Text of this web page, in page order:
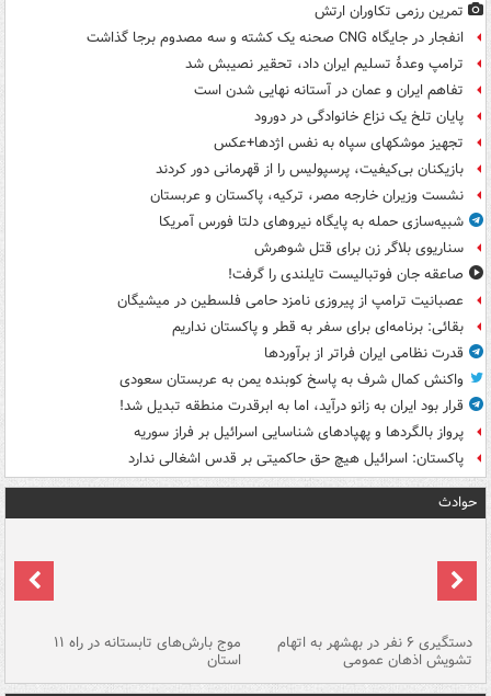
تمرین رزمی تکاوران ارتش
انفجار در جایگاه CNG صحنه یک کشته و سه مصدوم برجا گذاشت
ترامپ وعدۀ تسلیم ایران داد، تحقیر نصیبش شد
تفاهم ایران و عمان در آستانه نهایی شدن است
پایان تلخ یک نزاع خانوادگی در دورود
تجهیز موشکهای سپاه به نفس اژدها+عکس
بازیکنان بی‌کیفیت، پرسپولیس را از قهرمانی دور کردند
نشست وزیران خارجه مصر، ترکیه، پاکستان و عربستان
شبیه‌سازی حمله به پایگاه نیروهای دلتا فورس آمریکا
سناریوی بلاگر زن برای قتل شوهرش
صاعقه جان فوتبالیست تایلندی را گرفت!
عصبانیت ترامپ از پیروزی نامزد حامی فلسطین در میشیگان
بقائی: برنامه‌ای برای سفر به قطر و پاکستان نداریم
قدرت نظامی ایران فراتر از برآوردها
واکنش کمال شرف به پاسخ کوبنده یمن به عربستان سعودی
قرار بود ایران به زانو درآید، اما به ابرقدرت منطقه تبدیل شد!
پرواز بالگردها و پهپادهای شناسایی اسرائیل بر فراز سوریه
پاکستان: اسرائیل هیچ حق حاکمیتی بر قدس اشغالی ندارد
حوادث
دستگیری ۶ نفر در بهشهر به اتهام
تشویش اذهان عمومی
موج بارش‌های تابستانه در راه ۱۱
استان